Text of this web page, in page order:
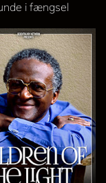
i fængsel